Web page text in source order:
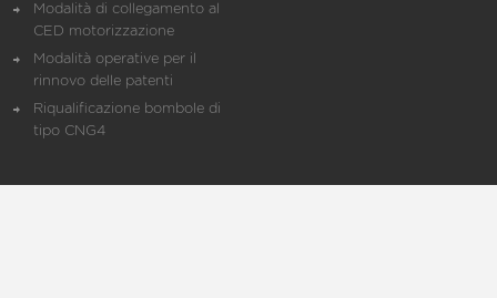
Modalità di collegamento al
CED motorizzazione
Modalità operative per il
rinnovo delle patenti
Riqualificazione bombole di
tipo CNG4